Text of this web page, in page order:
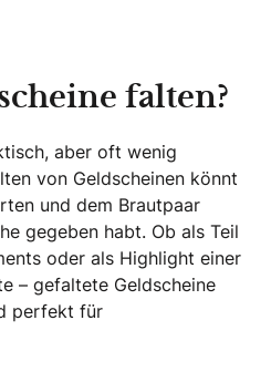
falten?
aber oft wenig
von Geldscheinen könnt
und dem Brautpaar
gegeben habt. Ob als Teil
oder als Highlight einer
– gefaltete Geldscheine
perfekt für